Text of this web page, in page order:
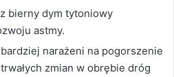
bierny dym tytoniowy
astmy.
narażeni na pogorszenie
zmian w obrębie dróg